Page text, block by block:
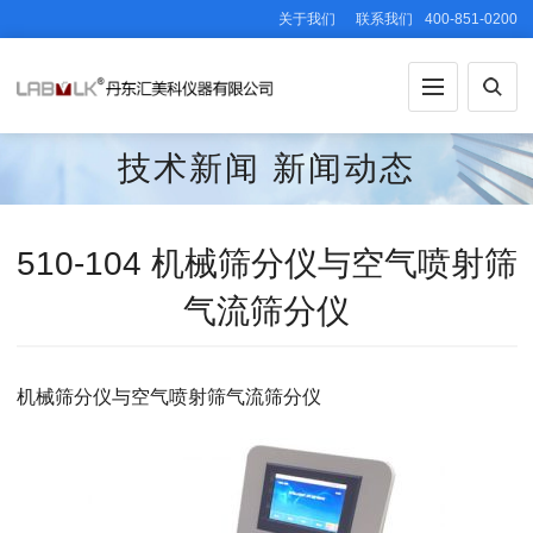
关于我们 联系我们 400-851-0200
技术新闻 新闻动态
510-104 机械筛分仪与空气喷射筛
气流筛分仪
机械筛分仪与空气喷射筛气流筛分仪